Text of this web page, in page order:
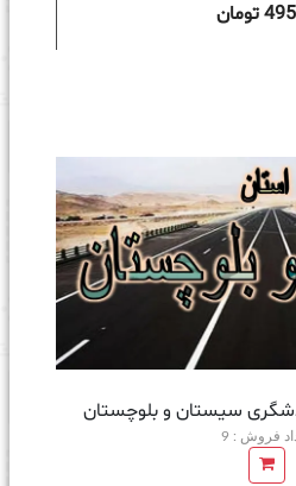
سیستان و بلوچستان
فروش : 9